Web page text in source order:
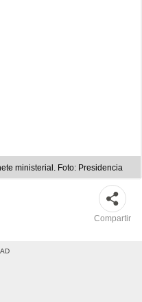
ministerial. Foto: Presidencia
Compartir